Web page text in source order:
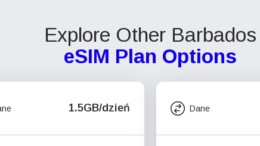
Explore Other Barbados
eSIM Plan Options
1.5GB/dzień Dane